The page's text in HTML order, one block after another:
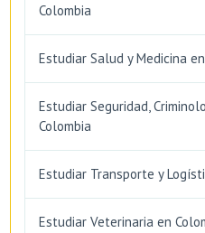
Colombia
Estudiar Salud y Medicina
Estudiar Seguridad,
Colombia
Estudiar Transporte y
Estudiar Veterinaria en